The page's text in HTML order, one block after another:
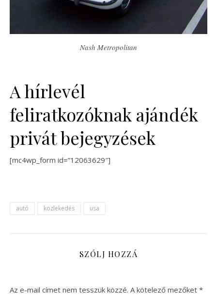
Nash Metropolitan
A hírlevél
feliratkozóknak ajándék
privát bejegyzések
[mc4wp_form id=”12063629″]
autó közlekedés usa
SZÓLJ HOZZÁ
Az e-mail címet nem tesszük közzé. A kötelező mezőket *